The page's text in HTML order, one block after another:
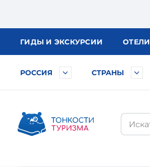
ГИДЫ И ЭКСКУРСИИ ОТЕЛИ
РОССИЯ СТРАНЫ